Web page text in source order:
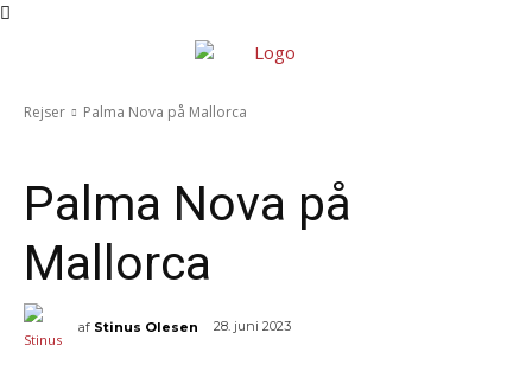
Rejser Palma Nova på Mallorca
Palma Nova på
Mallorca
af Stinus Olesen 28. juni 2023